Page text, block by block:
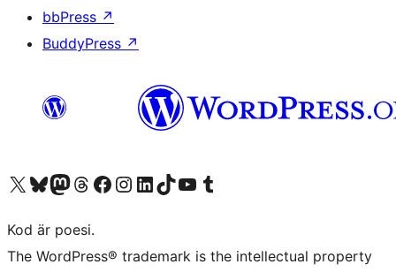
bbPress ↗
BuddyPress ↗
Besök vår X-konto (f.d. Twitter)
Besök vårt Bluesky-konto
Besök vårt Mastodon-konto
Besök vårt Thread-konto
Besök vår Facebook-sidaBesök vårt Instagram-konto
Besök vårt LinkedIn-konto
Besök vårt TikTok-konto
Besök vår YouTube-kanalBesök vårt Tumblr-konto
Kod är poesi.
The WordPress® trademark is the intellectual property